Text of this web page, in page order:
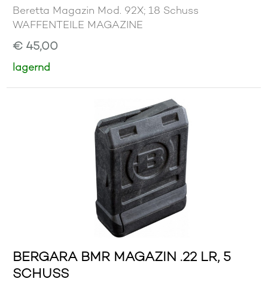
Beretta Magazin Mod. 92X; 18 Schuss
WAFFENTEILE MAGAZINE
€ 45,00
lagernd
BERGARA BMR MAGAZIN .22 LR, 5
SCHUSS